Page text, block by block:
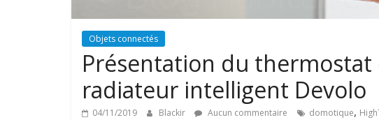
Objets connectés
Présentation du thermostat
radiateur intelligent Devolo
04/11/2019 Blackir Aucun commentaire domotique,